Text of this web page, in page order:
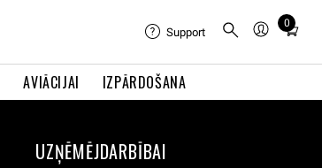
AVIĀCIJAI IZPĀRDOŠANA
Support
0
Total
cart:
UZŅĒMĒJDARBĪBAI